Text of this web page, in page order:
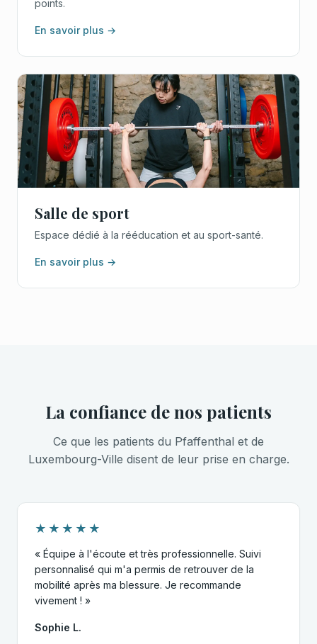
points.
En savoir plus →
Salle de sport
Espace dédié à la rééducation et au sport-santé.
En savoir plus →
La confiance de nos patients
Ce que les patients du Pfaffenthal et de
Luxembourg-Ville disent de leur prise en charge.
★★★★★
« Équipe à l'écoute et très professionnelle. Suivi
personnalisé qui m'a permis de retrouver de la
mobilité après ma blessure. Je recommande
vivement ! »
Sophie L.